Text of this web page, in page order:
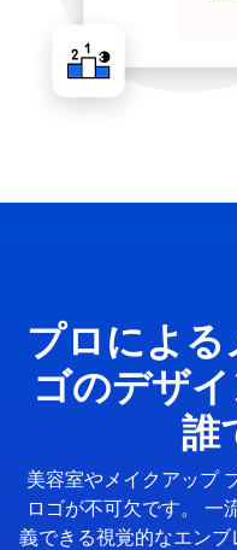
プロによる
ゴのデザ
誰
美容室やメイクアップ
ロゴが不可欠です。 一
義できる視覚的なエン